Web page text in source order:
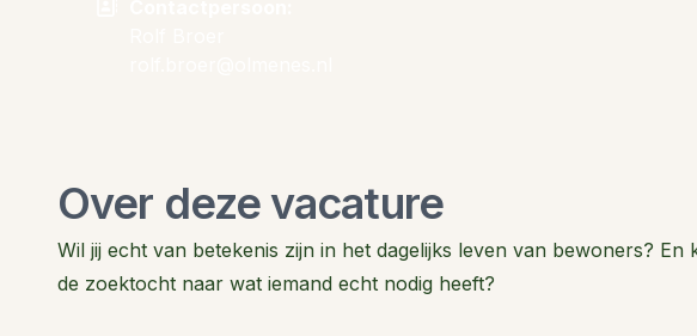
Over deze vacature
Wil jij echt van betekenis zijn in het dagelijks leven van bewoners?
de zoektocht naar wat iemand echt nodig heeft?